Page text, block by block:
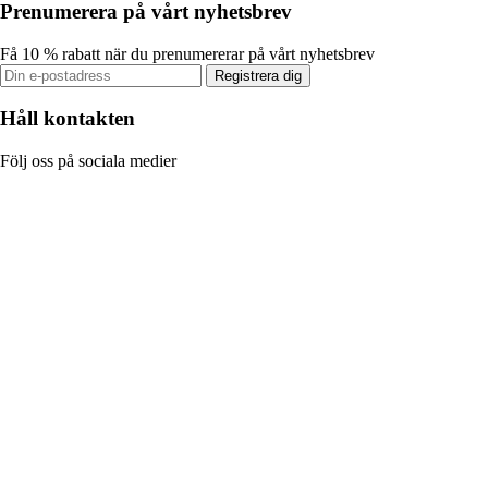
Prenumerera på vårt nyhetsbrev
Få 10 % rabatt när du prenumererar på vårt nyhetsbrev
Registrera dig
Håll kontakten
Följ oss på sociala medier